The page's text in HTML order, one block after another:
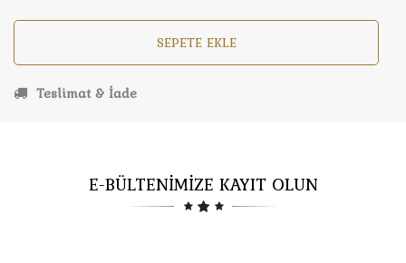
SEPETE EKLE
Teslimat & İade
E-BÜLTENİMİZE KAYIT OLUN